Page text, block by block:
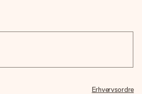
Erhvervsordre